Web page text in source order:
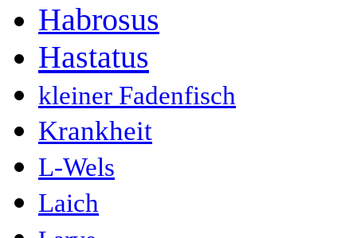
Habrosus
Hastatus
kleiner Fadenfisch
Krankheit
L-Wels
Laich